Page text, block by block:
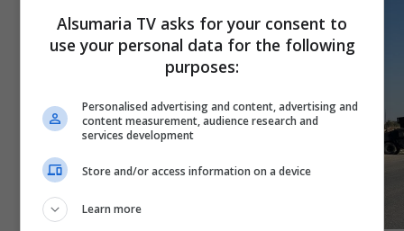
Alsumaria TV asks for your consent to
use your personal data for the following
purposes:
Personalised advertising and content, advertising and
content measurement, audience research and
services development
Store and/or access information on a device
Learn more